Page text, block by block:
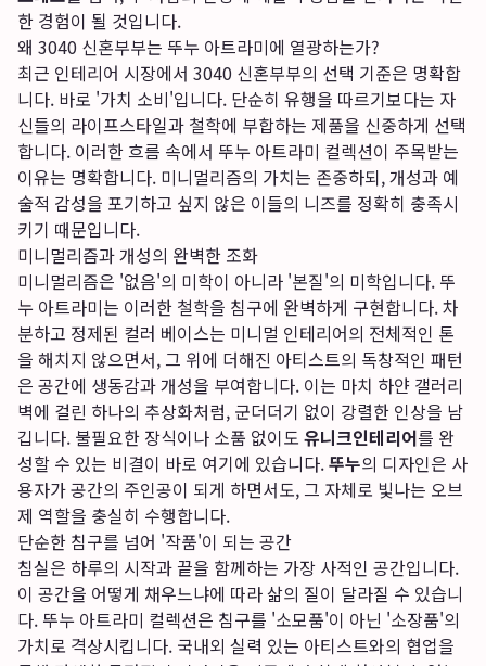
한 경험이 될 것입니다.
왜 3040 신혼부부는 뚜누 아트라미에 열광하는가?
최근 인테리어 시장에서 3040 신혼부부의 선택 기준은 명확합
니다. 바로 '가치 소비'입니다. 단순히 유행을 따르기보다는 자
신들의 라이프스타일과 철학에 부합하는 제품을 신중하게 선택
합니다. 이러한 흐름 속에서 뚜누 아트라미 컬렉션이 주목받는
이유는 명확합니다. 미니멀리즘의 가치는 존중하되, 개성과 예
술적 감성을 포기하고 싶지 않은 이들의 니즈를 정확히 충족시
키기 때문입니다.
미니멀리즘과 개성의 완벽한 조화
미니멀리즘은 '없음'의 미학이 아니라 '본질'의 미학입니다. 뚜
누 아트라미는 이러한 철학을 침구에 완벽하게 구현합니다. 차
분하고 정제된 컬러 베이스는 미니멀 인테리어의 전체적인 톤
을 해치지 않으면서, 그 위에 더해진 아티스트의 독창적인 패턴
은 공간에 생동감과 개성을 부여합니다. 이는 마치 하얀 갤러리
벽에 걸린 하나의 추상화처럼, 군더더기 없이 강렬한 인상을 남
깁니다. 불필요한 장식이나 소품 없이도 유니크인테리어를 완
성할 수 있는 비결이 바로 여기에 있습니다.뚜누의 디자인은 사
용자가 공간의 주인공이 되게 하면서도, 그 자체로 빛나는 오브
제 역할을 충실히 수행합니다.
단순한 침구를 넘어 '작품'이 되는 공간
침실은 하루의 시작과 끝을 함께하는 가장 사적인 공간입니다.
이 공간을 어떻게 채우느냐에 따라 삶의 질이 달라질 수 있습니
다. 뚜누 아트라미 컬렉션은 침구를 '소모품'이 아닌 '소장품'의
가치로 격상시킵니다. 국내외 실력 있는 아티스트와의 협업을